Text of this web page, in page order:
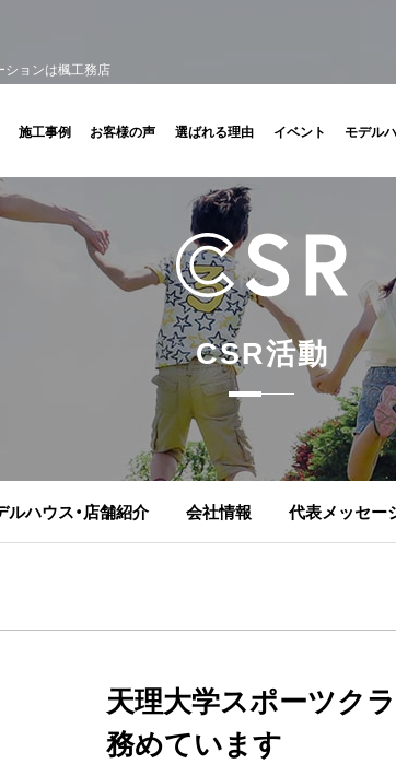
ションは楓工務店
施工事例 お客様の声 選ばれる理由 イベント モデル
CSR活動
ルハウス・店舗紹介 会社情報 代表メッセー
天理大学スポーツク
務めています